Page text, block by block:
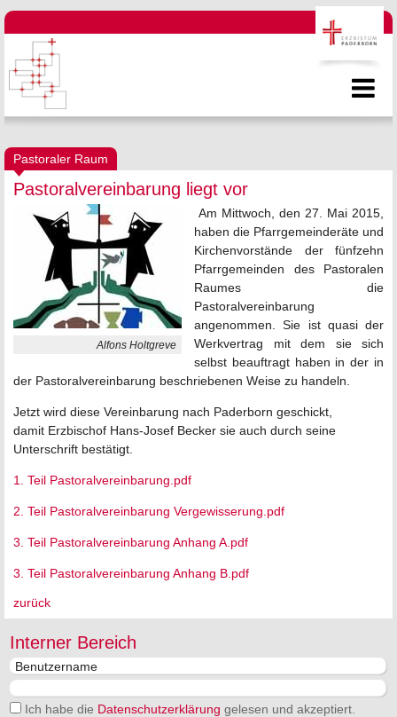
Pastoraler Raum
Pastoralvereinbarung liegt vor
Alfons Holtgreve
Am Mittwoch, den 27. Mai 2015,
haben die Pfarrgemeinderäte und
Kirchenvorstände der fünfzehn
Pfarrgemeinden des Pastoralen
Raumes die
Pastoralvereinbarung
angenommen. Sie ist quasi der
Werkvertrag mit dem sie sich
selbst beauftragt haben in der in
der Pastoralvereinbarung beschriebenen Weise zu handeln.
Jetzt wird diese Vereinbarung nach Paderborn geschickt,
damit Erzbischof Hans-Josef Becker sie auch durch seine
Unterschrift bestätigt.
1. Teil Pastoralvereinbarung.pdf
2. Teil Pastoralvereinbarung Vergewisserung.pdf
3. Teil Pastoralvereinbarung Anhang A.pdf
3. Teil Pastoralvereinbarung Anhang B.pdf
zurück
Interner Bereich
Ich habe die Datenschutzerklärung gelesen und akzeptiert.